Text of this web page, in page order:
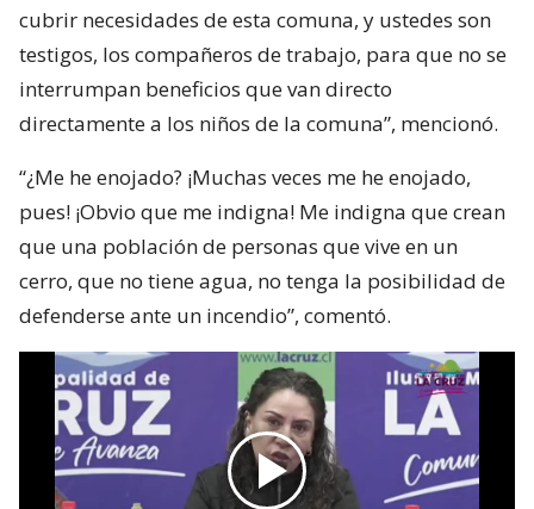
cubrir necesidades de esta comuna, y ustedes son
testigos, los compañeros de trabajo, para que no se
interrumpan beneficios que van directo
directamente a los niños de la comuna”, mencionó.
“¿Me he enojado? ¡Muchas veces me he enojado,
pues! ¡Obvio que me indigna! Me indigna que crean
que una población de personas que vive en un
cerro, que no tiene agua, no tenga la posibilidad de
defenderse ante un incendio”, comentó.